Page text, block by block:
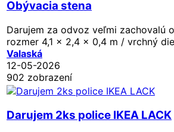
Obývacia stena
Darujem za odvoz veľmi zachovalú
rozmer 4,1 x 2,4 x 0,4 m / vrchný
Valaská
12-05-2026
902 zobrazení
Darujem 2ks police IKEA LACK